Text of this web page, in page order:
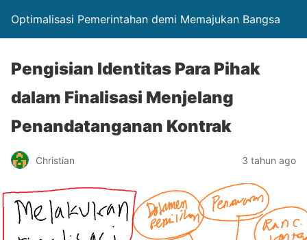
Optimalisasi Pemerintahan demi Memajukan Bangsa
Pengisian Identitas Para Pihak
dalam Finalisasi Menjelang
Penandatanganan Kontrak
Christian 3 tahun ago